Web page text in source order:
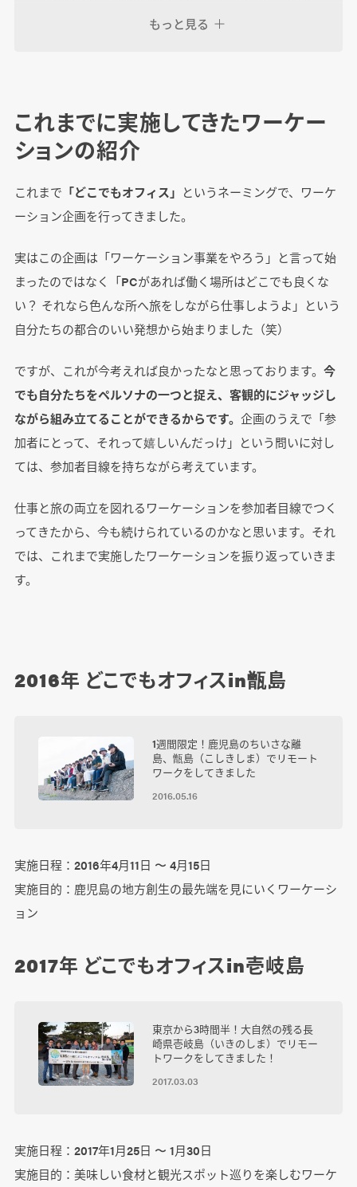
事務局体制をつくる
開催日までのフォローアップ
phase3）実施：ワーケーションを実施する
リモートワーク
レクリエーション
まとめ
もっと見る
これまでに実施してきたワーケー
ションの紹介
これまで 「どこでもオフィス」 というネーミングで、ワーケ
ーション企画を行ってきました。
実はこの企画は「ワーケーション事業をやろう」と言って始
まったのではなく「PCがあれば働く場所はどこでも良くな
い？ それなら色んな所へ旅をしながら仕事しようよ」という
自分たちの都合のいい発想から始まりました（笑）
ですが、これが今考えれば良かったなと思っております。 今
でも自分たちをペルソナの一つと捉え、客観的にジャッジし
ながら組み立てることができるからです。 企画のうえで「参
加者にとって、それって嬉しいんだっけ」という問いに対し
ては、参加者目線を持ちながら考えています。
仕事と旅の両立を図れるワーケーションを参加者目線でつく
ってきたから、今も続けられているのかなと思います。それ
では、これまで実施したワーケーションを振り返っていきま
す。
2016年 どこでもオフィスin甑島
1週間限定！鹿児島のちいさな離
島、甑島（こしきしま）でリモート
ワークをしてきました
2016.05.16
実施日程：2016年4月11日 〜 4月15日
実施目的：鹿児島の地方創生の最先端を見にいくワーケーシ
ョン
2017年 どこでもオフィスin壱岐島
東京から3時間半！大自然の残る長
崎県壱岐島（いきのしま）でリモー
トワークをしてきました！
2017.03.03
実施日程：2017年1月25日 〜 1月30日
実施目的：美味しい食材と観光スポット巡りを楽しむワーケ